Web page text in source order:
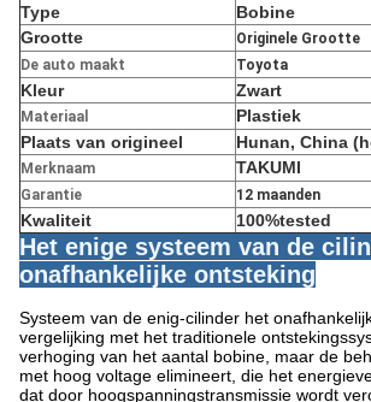
Type
Bobine
Grootte
Originele Grootte
De auto maakt
Toyota
Kleur Zwart
Materiaal
Plastiek
Plaats van origineel
Hunan, China
Merknaam TAKUMI
Garantie 12 maanden
Kwaliteit 100%tested
Het enige systeem van de
onafhankelijke ontsteking
Systeem van de enig-cilinder het
vergelijking met het traditionele
verhoging van het aantal bobine, maar de
met hoog voltage elimineert, die het
dat door hoogspanningstransmissie wordt